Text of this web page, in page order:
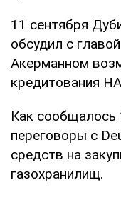
11 сентября
обсудил с
Акерманном
кредитования
Как сообщалось
переговоры с
средств на
газохранилищ.